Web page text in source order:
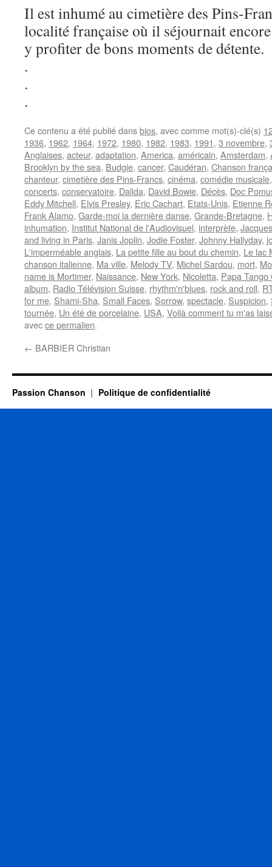
Il est inhumé au cimetière des Pins-
localité française où il séjournait
y profiter de bons moments de détente.
.
.
.
Ce contenu a été publié dansbios, avec comme mot(s)-clé(s)
1936, 1962, 1964, 1972, 1980, 1982, 1983, 1991, 3 novembre,
Anglaises, acteur, adaptation, America, américain, Amsterdam,
Brooklyn by the sea, Budgie, cancer, Caudéran, Chanson
chanteur, cimetière des Pins-Francs, cinéma, comédie musicale
concerts, conservatoire, Dalida, David Bowie, Décès, Doc
Eddy Mitchell, Elvis Presley, Eric Cachart, Etats-Unis, Etienne
Frank Alamo, Garde-moi la dernière danse, Grande-Bretagne,
inhumation, Institut National de l'Audiovisuel, interprète,
and living in Paris, Janis Joplin, Jodie Foster, Johnny Hallyday,
L'imperméable anglais, La petite fille au bout du chemin, Le lac
chanson italienne, Ma ville, Melody TV, Michel Sardou, mort,
name is Mortimer, Naissance, New York, Nicoletta, Papa Tango
album, Radio Télévision Suisse, rhythm'n'blues, rock and roll,
for me, Shami-Sha, Small Faces, Sorrow, spectacle, Suspicion,
tournée, Un été de porcelaine, USA, Voilà comment tu m'as
avecce permalien.
← BARBIER Christian
Passion Chanson Politique de confidentialité